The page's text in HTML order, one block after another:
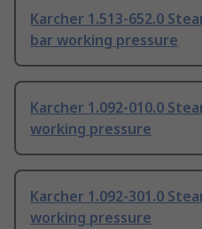
Karcher 1.513-652.0
bar working pressure
Karcher 1.092-010.0
working pressure
Karcher 1.092-301.0
working pressure